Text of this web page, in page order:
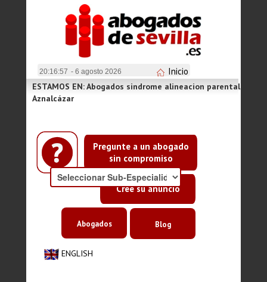
20:16:57 - 6 agosto 2026 Inicio
Pregunte a un abogado
sin compromiso
Cree su anuncio
ESTAMOS EN: Abogados sindrome alineacion parental
Aznalcázar
ENGLISH
Abogados Blog